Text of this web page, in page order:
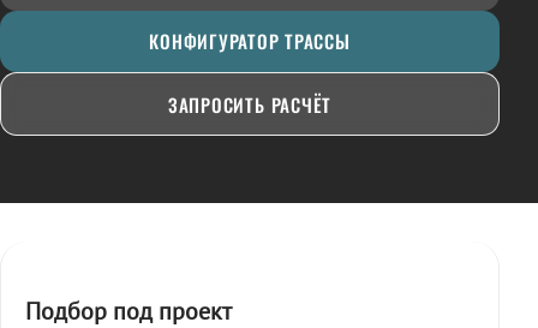
КОНФИГУРАТОР ТРАССЫ
ЗАПРОСИТЬ РАСЧЁТ
Подбор под проект